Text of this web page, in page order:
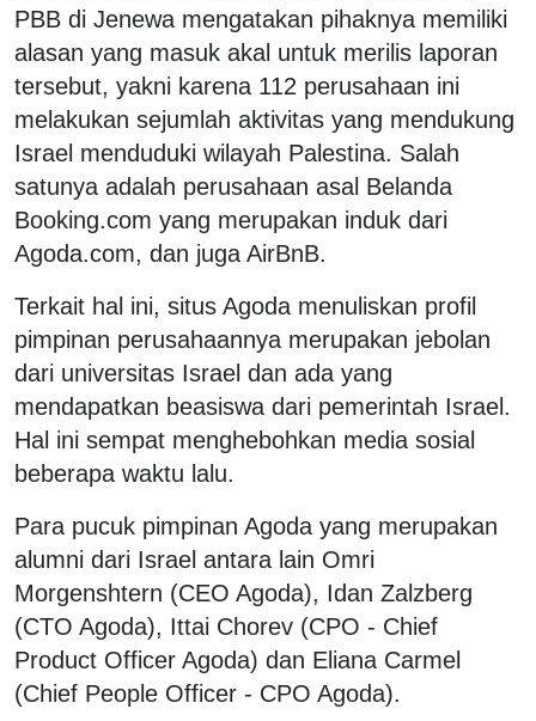
PBB di Jenewa mengatakan pihaknya memiliki
alasan yang masuk akal untuk merilis laporan
tersebut, yakni karena 112 perusahaan ini
melakukan sejumlah aktivitas yang mendukung
Israel menduduki wilayah Palestina. Salah
satunya adalah perusahaan asal Belanda
Booking.com yang merupakan induk dari
Agoda.com, dan juga AirBnB.
Terkait hal ini, situs Agoda menuliskan profil
pimpinan perusahaannya merupakan jebolan
dari universitas Israel dan ada yang
mendapatkan beasiswa dari pemerintah Israel.
Hal ini sempat menghebohkan media sosial
beberapa waktu lalu.
Para pucuk pimpinan Agoda yang merupakan
alumni dari Israel antara lain Omri
Morgenshtern (CEO Agoda), Idan Zalzberg
(CTO Agoda), Ittai Chorev (CPO - Chief
Product Officer Agoda) dan Eliana Carmel
(Chief People Officer - CPO Agoda).